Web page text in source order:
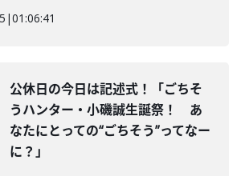
|01:06:41
公休日の今日は記述式！「ごちそ
うハンター・小磯誠生誕祭！ あ
なたにとっての“ごちそう”ってなー
に？」